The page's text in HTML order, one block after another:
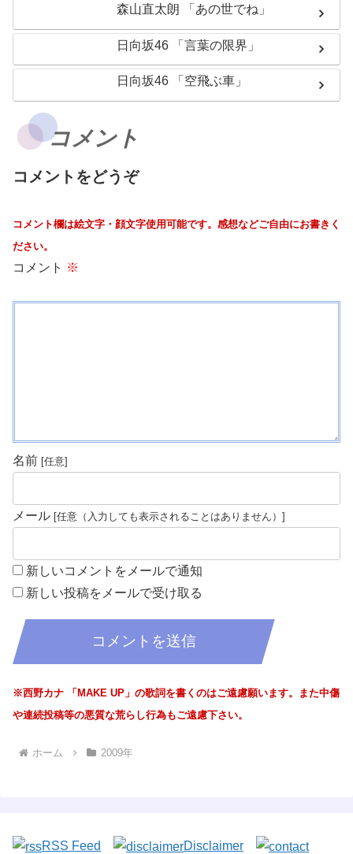
森山直太朗 「あの世でね」
日向坂46 「言葉の限界」
日向坂46 「空飛ぶ車」
コメント
コメントをどうぞ
コメント欄は絵文字・顔文字使用可能です。感想などご自由にお書きく
ださい。
コメント ※
名前
メール
新しいコメントをメールで通知
新しい投稿をメールで受け取る
※西野カナ 「MAKE UP」の歌詞を書くのはご遠慮願います。また中傷
や連続投稿等の悪質な荒らし行為もご遠慮下さい。
ホーム 2009年
RSS Feed Disclaimer